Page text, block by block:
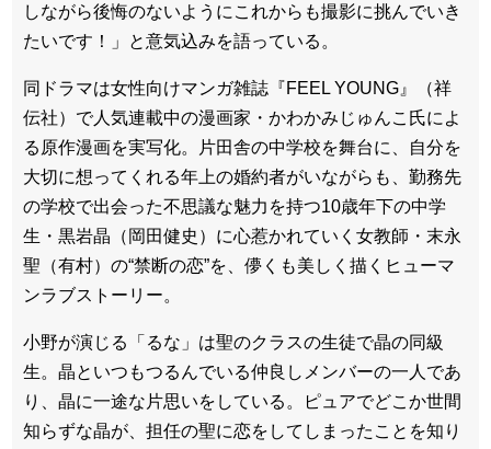
しながら後悔のないようにこれからも撮影に挑んでいき
たいです！」と意気込みを語っている。
同ドラマは女性向けマンガ雑誌『FEEL YOUNG』（祥
伝社）で人気連載中の漫画家・かわかみじゅんこ氏によ
る原作漫画を実写化。片田舎の中学校を舞台に、自分を
大切に想ってくれる年上の婚約者がいながらも、勤務先
の学校で出会った不思議な魅力を持つ10歳年下の中学
生・黒岩晶（岡田健史）に心惹かれていく女教師・末永
聖（有村）の“禁断の恋”を、儚くも美しく描くヒューマ
ンラブストーリー。
小野が演じる「るな」は聖のクラスの生徒で晶の同級
生。晶といつもつるんでいる仲良しメンバーの一人であ
り、晶に一途な片思いをしている。ピュアでどこか世間
知らずな晶が、担任の聖に恋をしてしまったことを知り